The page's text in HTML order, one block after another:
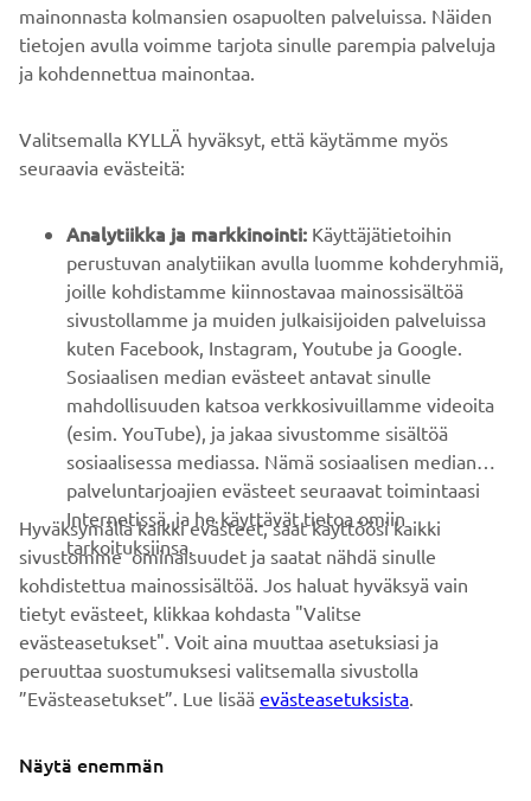
YRITYS
B2B
YAMAHA MUUALLA
ASIAKASTUKI
UUTISKIRJE
Ole ensimmäinen, joka kuulee uusimmista tarjouksista,
erikoistapahtumista, uusista julkaisuista ja paljon muuta...
TILAA
Lue tietosuojakäytäntömme saadaksesi tietää, miten
käsittelemme henkilötietojasi:
Tietosuoja ja evästeet -sivustolta
mainonnasta kolmansien osapuolten palveluissa. Näiden
tietojen avulla voimme tarjota sinulle parempia palveluja
ja kohdennettua mainontaa.
Valitsemalla KYLLÄ hyväksyt, että käytämme myös
seuraavia evästeitä:
Analytiikka ja markkinointi: Käyttäjätietoihin
perustuvan analytiikan avulla luomme kohderyhmiä,
joille kohdistamme kiinnostavaa mainossisältöä
sivustollamme ja muiden julkaisijoiden palveluissa
kuten Facebook, Instagram, Youtube ja Google.
Sosiaalisen median evästeet antavat sinulle
mahdollisuuden katsoa verkkosivuillamme videoita
(esim. YouTube), ja jakaa sivustomme sisältöä
sosiaalisessa mediassa. Nämä sosiaalisen median
palveluntarjoajien evästeet seuraavat toimintaasi
Internetissä, ja he käyttävät tietoa omiin
tarkoituksiinsa.
Hyväksymällä kaikki evästeet, saat käyttöösi kaikki
sivustomme ominaisuudet ja saatat nähdä sinulle
kohdistettua mainossisältöä. Jos haluat hyväksyä vain
tietyt evästeet, klikkaa kohdasta "Valitse
evästeasetukset". Voit aina muuttaa asetuksiasi ja
peruuttaa suostumuksesi valitsemalla sivustolla
”Evästeasetukset”. Lue lisää evästeasetuksista.
Näytä enemmän